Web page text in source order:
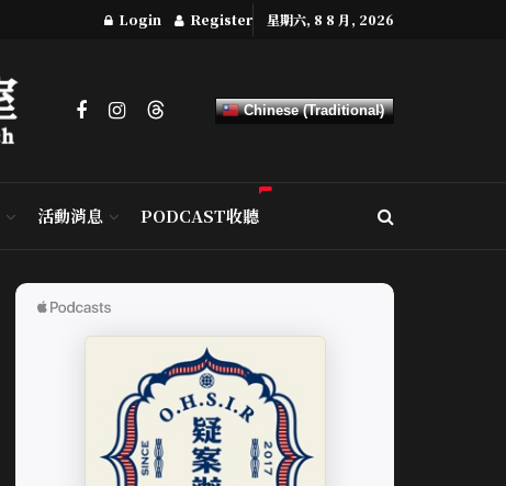
Login Register 星期六, 8 8 月, 2026
Chinese (Traditional)
活動消息 PODCAST收聽